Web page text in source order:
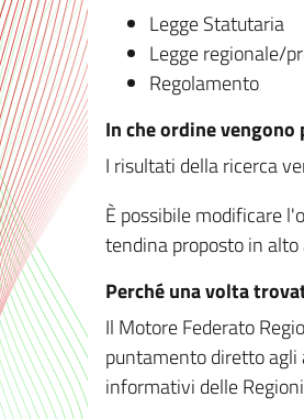
Legge Statutaria
Legge regionale/
Regolamento
In che ordine
I risultati della ricerca
È possibile modificare
tendina proposto in
Perché una volta
Il Motore Federato
puntamento diretto
informativi delle